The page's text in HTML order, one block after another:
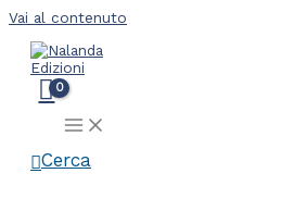
Vai al contenuto
Cerca